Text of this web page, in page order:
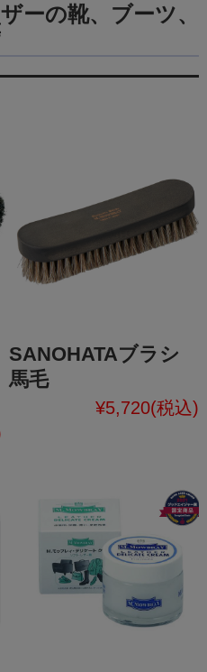
ーの靴、ブーツ、
SANOHATAブラシ
馬毛
¥5,720(税込)